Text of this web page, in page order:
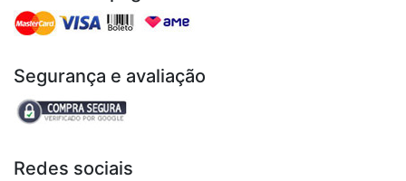
Segurança e avaliação
Redes sociais